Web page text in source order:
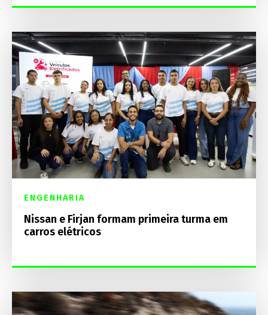
ENGENHARIA
Nissan e Firjan formam primeira turma em
carros elétricos